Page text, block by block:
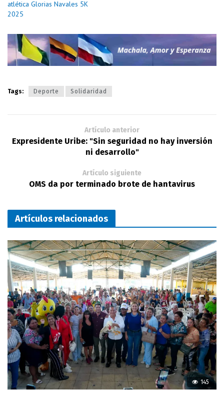
atlética Glorias Navales 5K
2025
Tags: Deporte Solidaridad
Artículo anterior
Expresidente Uribe: "Sin seguridad no hay inversión
ni desarrollo"
Artículo siguiente
OMS da por terminado brote de hantavirus
Artículos relacionados
145